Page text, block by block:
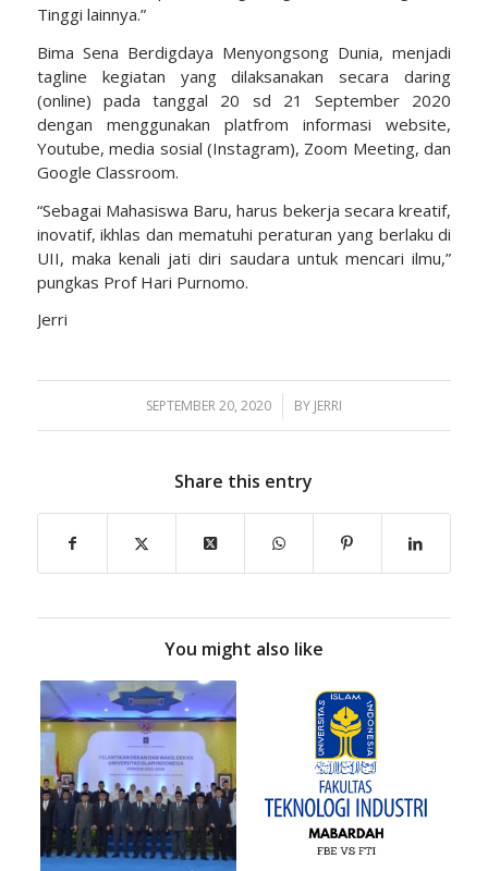
Tinggi lainnya.”
Bima Sena Berdigdaya Menyongsong Dunia, menjadi
tagline kegiatan yang dilaksanakan secara daring
(online) pada tanggal 20 sd 21 September 2020
dengan menggunakan platfrom informasi website,
Youtube, media sosial (Instagram), Zoom Meeting, dan
Google Classroom.
“Sebagai Mahasiswa Baru, harus bekerja secara kreatif,
inovatif, ikhlas dan mematuhi peraturan yang berlaku di
UII, maka kenali jati diri saudara untuk mencari ilmu,”
pungkas Prof Hari Purnomo.
Jerri
SEPTEMBER 20, 2020
/ BY JERRI
Share this entry
You might also like